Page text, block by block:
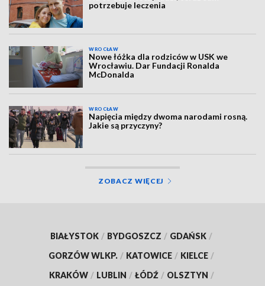
potrzebuje leczenia
WROCŁAW
Nowe łóżka dla rodziców w USK we
Wrocławiu. Dar Fundacji Ronalda
McDonalda
WROCŁAW
Napięcia między dwoma narodami rosną.
Jakie są przyczyny?
ZOBACZ WIĘCEJ
BIAŁYSTOK / BYDGOSZCZ / GDAŃSK /
GORZÓW WLKP. / KATOWICE / KIELCE /
KRAKÓW / LUBLIN / ŁÓDŹ / OLSZTYN /